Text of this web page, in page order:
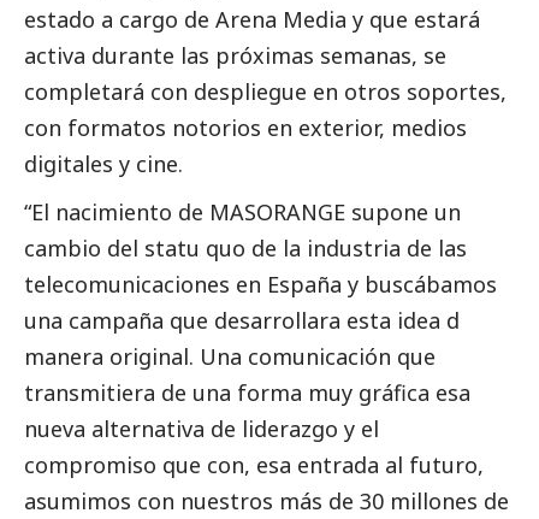
estado a cargo de Arena Media y que estará
activa durante las próximas semanas, se
completará con despliegue en otros soportes,
con formatos notorios en exterior, medios
digitales y cine.
“El nacimiento de MASORANGE supone un
cambio del statu quo de la industria de las
telecomunicaciones en España y buscábamos
una campaña que desarrollara esta idea d
manera original. Una comunicación que
transmitiera de una forma muy gráfica esa
nueva alternativa de liderazgo y el
compromiso que con, esa entrada al futuro,
asumimos con nuestros más de 30 millones de